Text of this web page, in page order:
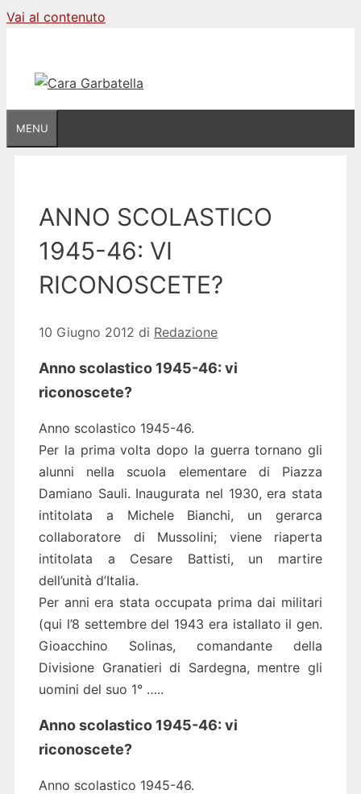
Vai al contenuto
MENU
ANNO SCOLASTICO
1945-46: VI
RICONOSCETE?
10 Giugno 2012 di Redazione
Anno scolastico 1945-46: vi
riconoscete?
Anno scolastico 1945-46.
Per la prima volta dopo la guerra tornano gli
alunni nella scuola elementare di Piazza
Damiano Sauli. Inaugurata nel 1930, era stata
intitolata a Michele Bianchi, un gerarca
collaboratore di Mussolini; viene riaperta
intitolata a Cesare Battisti, un martire
dell’unità d’Italia.
Per anni era stata occupata prima dai militari
(qui l’8 settembre del 1943 era istallato il gen.
Gioacchino Solinas, comandante della
Divisione Granatieri di Sardegna, mentre gli
uomini del suo 1° …..
Anno scolastico 1945-46: vi
riconoscete?
Anno scolastico 1945-46.